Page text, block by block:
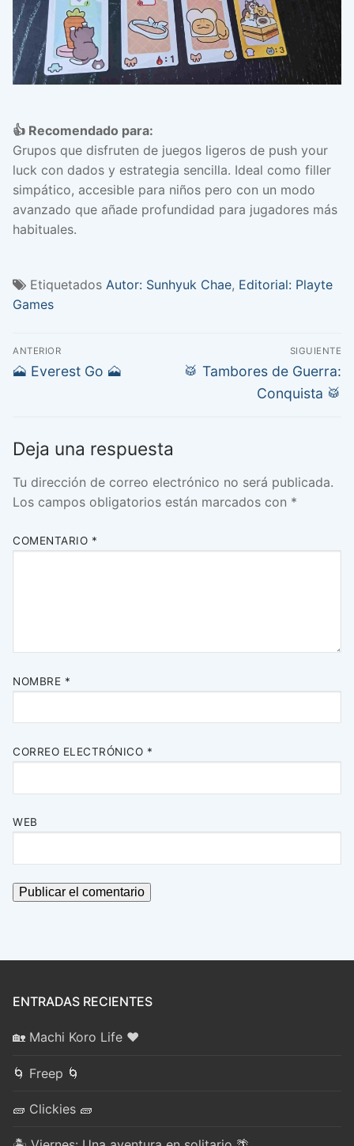
👍 Recomendado para:
Grupos que disfruten de juegos ligeros de push your
luck con dados y estrategia sencilla. Ideal como filler
simpático, accesible para niños pero con un modo
avanzado que añade profundidad para jugadores más
habituales.
Etiquetados Autor: Sunhyuk Chae, Editorial: Playte
Games
Navegación
de
ANTERIOR
Entrada
🗻 Everest Go 🗻
SIGUIENTE
Entrada
🥁 Tambores de Guerra:
Conquista 🥁
Deja una respuesta
Tu dirección de correo electrónico no será publicada.
Los campos obligatorios están marcados con *
COMENTARIO *
NOMBRE *
CORREO ELECTRÓNICO *
WEB
ENTRADAS RECIENTES
🏡 Machi Koro Life ❤️
🌀 Freep 🌀
🧱 Clickies 🧱